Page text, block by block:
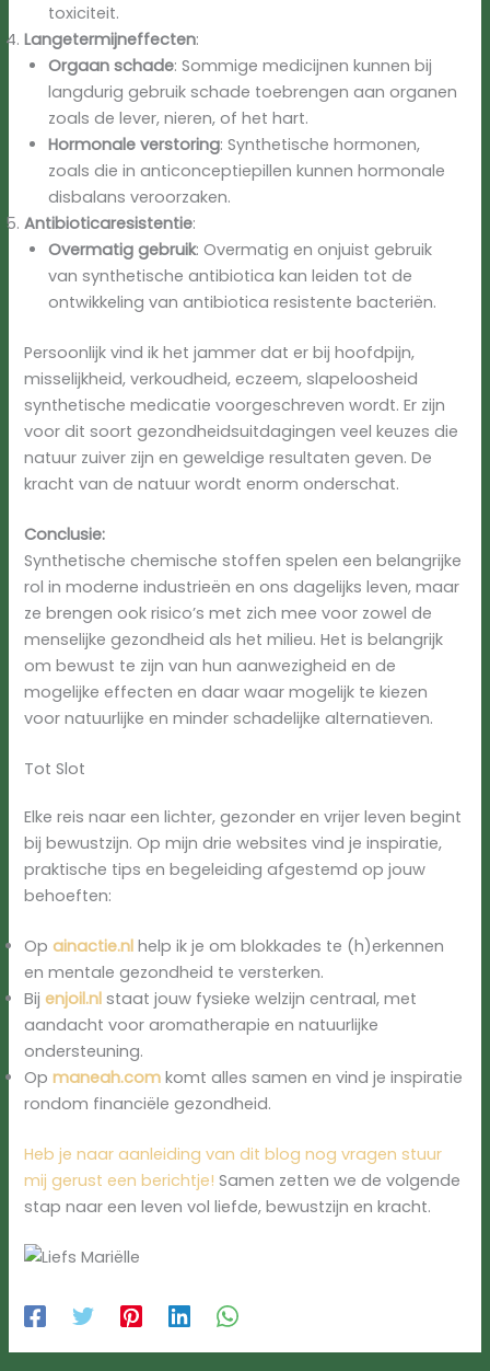
toxiciteit.
Langetermijneffecten:
Orgaan schade: Sommige medicijnen kunnen bij
langdurig gebruik schade toebrengen aan organen
zoals de lever, nieren, of het hart.
Hormonale verstoring: Synthetische hormonen,
zoals die in anticonceptiepillen kunnen hormonale
disbalans veroorzaken.
Antibioticaresistentie:
Overmatig gebruik: Overmatig en onjuist gebruik
van synthetische antibiotica kan leiden tot de
ontwikkeling van antibiotica resistente bacteriën.
Persoonlijk vind ik het jammer dat er bij hoofdpijn,
misselijkheid, verkoudheid, eczeem, slapeloosheid
synthetische medicatie voorgeschreven wordt. Er zijn
voor dit soort gezondheidsuitdagingen veel keuzes die
natuur zuiver zijn en geweldige resultaten geven. De
kracht van de natuur wordt enorm onderschat.
Conclusie:
Synthetische chemische stoffen spelen een belangrijke
rol in moderne industrieën en ons dagelijks leven, maar
ze brengen ook risico’s met zich mee voor zowel de
menselijke gezondheid als het milieu. Het is belangrijk
om bewust te zijn van hun aanwezigheid en de
mogelijke effecten en daar waar mogelijk te kiezen
voor natuurlijke en minder schadelijke alternatieven.
Tot Slot
Elke reis naar een lichter, gezonder en vrijer leven begint
bij bewustzijn. Op mijn drie websites vind je inspiratie,
praktische tips en begeleiding afgestemd op jouw
behoeften:
Opainactie.nl help ik je om blokkades te (h)erkennen
en mentale gezondheid te versterken.
Bijenjoil.nl staat jouw fysieke welzijn centraal, met
aandacht voor aromatherapie en natuurlijke
ondersteuning.
Opmaneah.com komt alles samen en vind je inspiratie
rondom financiële gezondheid.
Heb je naar aanleiding van dit blog nog vragen stuur
mij gerust een berichtje! Samen zetten we de volgende
stap naar een leven vol liefde, bewustzijn en kracht.